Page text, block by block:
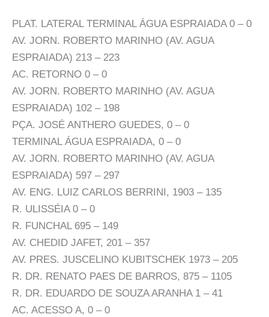
PLAT. LATERAL TERMINAL ÁGUA ESPRAIADA 0 – 0
AV. JORN. ROBERTO MARINHO (AV. AGUA
ESPRAIADA) 213 – 223
AC. RETORNO 0 – 0
AV. JORN. ROBERTO MARINHO (AV. AGUA
ESPRAIADA) 102 – 198
PÇA. JOSÉ ANTHERO GUEDES, 0 – 0
TERMINAL ÁGUA ESPRAIADA, 0 – 0
AV. JORN. ROBERTO MARINHO (AV. AGUA
ESPRAIADA) 597 – 297
AV. ENG. LUIZ CARLOS BERRINI, 1903 – 135
R. ULISSÉIA 0 – 0
R. FUNCHAL 695 – 149
AV. CHEDID JAFET, 201 – 357
AV. PRES. JUSCELINO KUBITSCHEK 1973 – 205
R. DR. RENATO PAES DE BARROS, 875 – 1105
R. DR. EDUARDO DE SOUZA ARANHA 1 – 41
AC. ACESSO A, 0 – 0